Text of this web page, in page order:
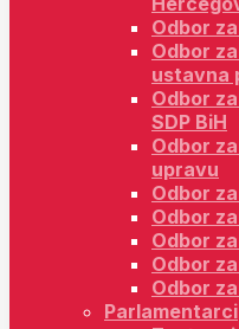
Odbor
Odbor
ustavna
Odbor
SDP BiH
Odbor
upravu
Odbor
Odbor
Odbor
Odbor
Odbor
Parlamentarci